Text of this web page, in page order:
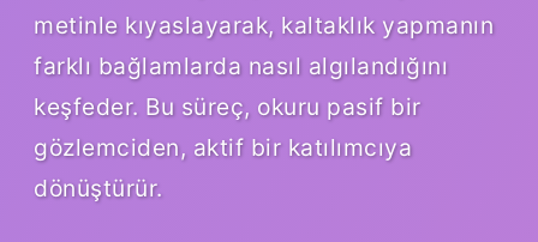
metinle kıyaslayarak, kaltaklık yapmanın
farklı bağlamlarda nasıl algılandığını
keşfeder. Bu süreç, okuru pasif bir
gözlemciden, aktif bir katılımcıya
dönüştürür.